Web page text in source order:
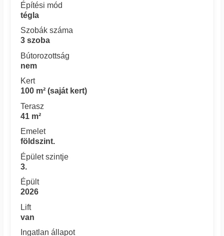
Építési mód
tégla
Szobák száma
3 szoba
Bútorozottság
nem
Kert
100 m² (saját kert)
Terasz
41 m²
Emelet
földszint.
Épület szintje
3.
Épült
2026
Lift
van
Ingatlan állapot